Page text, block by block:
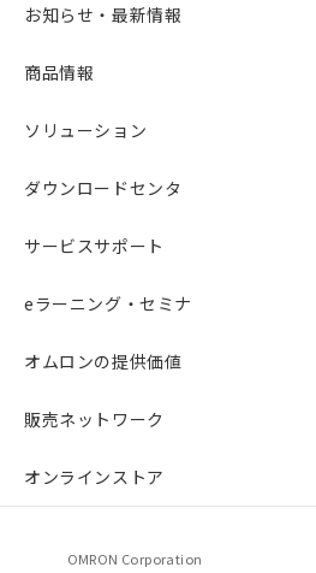
お知らせ・最新情報
商品情報
ソリューション
ダウンロードセンタ
サービスサポート
eラーニング・セミナ
オムロンの提供価値
販売ネットワーク
オンラインストア
OMRON Corporation